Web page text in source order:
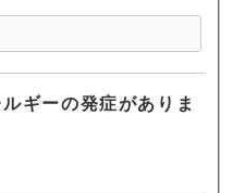
ギーの発症がありま